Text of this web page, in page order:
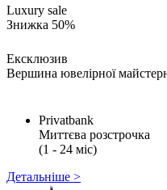
Luxury sale
Знижка 50%
Ексклюзив
Вершина ювелірної
Privatbank
Миттєва розстрочка
(1 - 24 міс)
Детальніше >